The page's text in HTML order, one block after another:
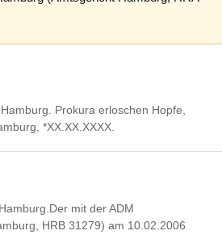
Prokura erloschen Hopfe,
*XX.XX.XXXX.
mit der ADM
HRB 31279) am 10.02.2006